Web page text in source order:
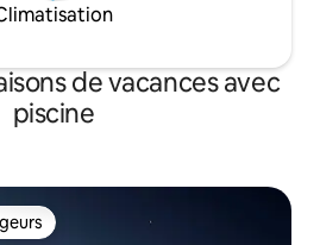
de vacances avec
piscine
les plus appréciés